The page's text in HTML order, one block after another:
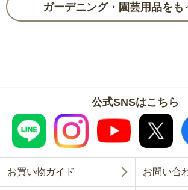
ガーデニング・園芸用品をも
公式SNSはこちら
お買い物ガイド お問い合